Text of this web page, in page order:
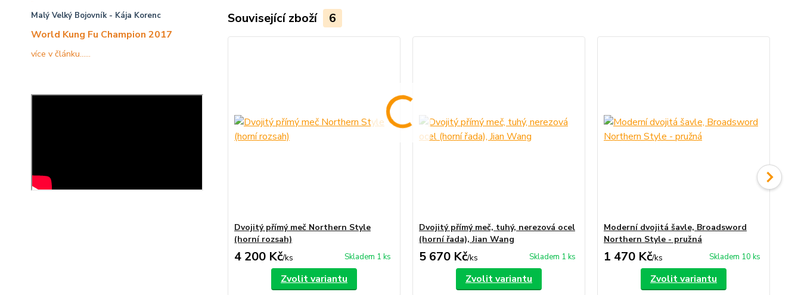
Malý Velký Bojovník- Kája Korenc
World Kung Fu Champion 2017
více v článku......
Související zboží 6
Dvojitý přímý meč Northern Style
(horní rozsah)
4 200 Kč/ks Skladem 1 ks
Zvolit variantu
Dvojitý přímý meč, tuhý, nerezová ocel
(horní řada), Jian Wang
5 670 Kč/ks Skladem 1 ks
Zvolit variantu
Moderní dvojitá šavle, Broadsword
Northern Style - pružná
1 470 Kč/ks Skladem 10 ks
Zvolit variantu